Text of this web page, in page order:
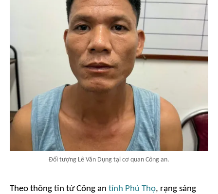
Đối tượng Lê Văn Dụng tại cơ quan Công an.
Theo thông tin từ Công an tỉnh Phú Thọ, rạng sáng